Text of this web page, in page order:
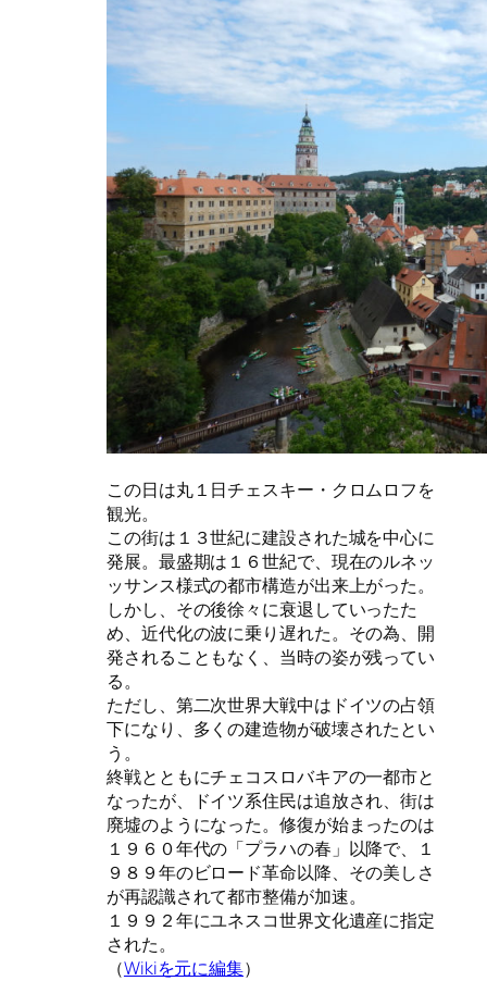
この日は丸１日チェスキー・クロムロフを
観光。
この街は１３世紀に建設された城を中心に
発展。最盛期は１６世紀で、現在のルネッ
ッサンス様式の都市構造が出来上がった。
しかし、その後徐々に衰退していったた
め、近代化の波に乗り遅れた。その為、開
発されることもなく、当時の姿が残ってい
る。
ただし、第二次世界大戦中はドイツの占領
下になり、多くの建造物が破壊されたとい
う。
終戦とともにチェコスロバキアの一都市と
なったが、ドイツ系住民は追放され、街は
廃墟のようになった。修復が始まったのは
１９６０年代の「プラハの春」以降で、１
９８９年のビロード革命以降、その美しさ
が再認識されて都市整備が加速。
１９９２年にユネスコ世界文化遺産に指定
された。
（Wikiを元に編集）